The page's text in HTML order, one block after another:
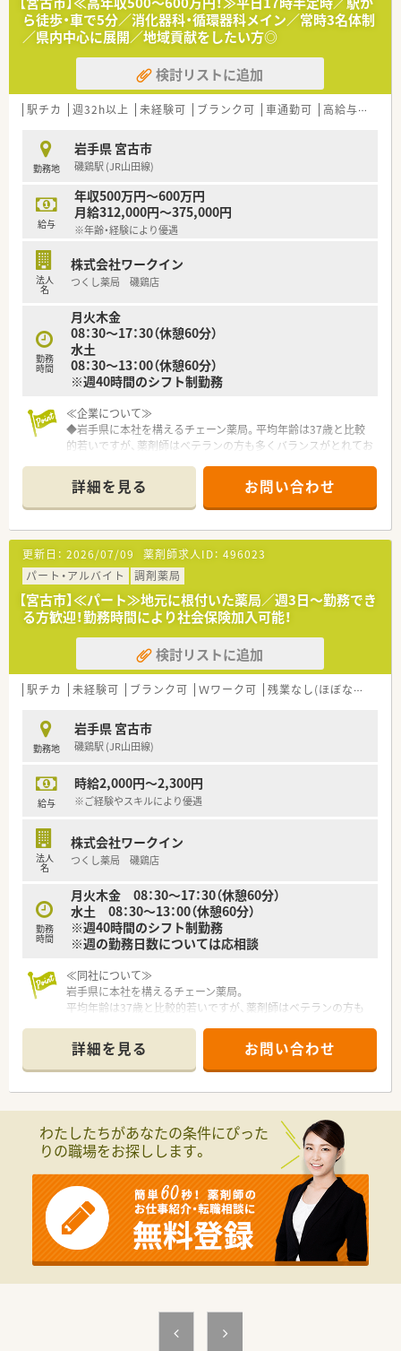
方を歓迎いたします。
■これまでのご経験や年齢は問わず、お人柄や仕事への意欲を重
視した採用です。
【法人特徴について】
■岩手県に本社を構え、地域に根差した薬局を複数展開している
成長中の企業です。
多く在籍しています。
■社員を家族のように大切にする温かい社風で、社長自ら社員一
人ひとりを気遣います。
ら徒歩・車で5分／消化器科・循環器科メイン／常時3名体制
／県内中心に展開／地域貢献をしたい方◎
検討リストに追加
駅チカ 週32h以上 未経験可 ブランク可 車通勤可 高給与(600万円以上)
勤務地
岩手県 宮古市
磯鶏駅 (JR山田線)
給与
年収500万円～600万円
月給312,000円～375,000円
※年齢・経験により優遇
法人
名
株式会社ワークイン
つくし薬局 磯鶏店
勤務
時間
月火木金
08：30～17：30（休憩60分）
水土
08：30～13：00（休憩60分）
※週40時間のシフト制勤務
≪企業について≫
◆岩手県に本社を構えるチェーン薬局。平均年齢は37歳と比較
的若いですが、薬剤師はベテランの方も多くバランスがとれてお
◆新規出店も継続しており、今後の成長性もある優良企業です。
店舗数が増えている今でも、社長が毎年手書きのバースデーカー
ドと一緒にプレゼントがあったり、社員を大事にしている姿勢は
成長を続けている今でも変わりません。
◆ご希望を考慮し、キャリアアップのために店舗異動なども可能
です！管理薬剤師だけでなくエリアマネージャーや採用担当な
ど、社員の「挑戦したい」を応援してくれる社風です。
◆各地域にエリアマネージャーが在籍。お悩み相談や店舗間の
交流もしっかりできているので、安心して働ける環境が整ってい
ます。
◆人事考課制度もしっかりしています。ご自身で決めた目標に
対してのフィードバックを定期面談で実施。管理薬剤師、エリア
マネージャーだけでなく、部長もこまめに現場を回って現場の声
をヒアリングされていますので、頑張った分しっかり評価される
≪薬局紹介≫
◆循環器内科、消化器科をメインに応需しています。クリニック
る機会もあり、経験を少しずつ積むことができます。
◆薬剤師は常時3名体制をとっているため、フォロー体制が整っ
心ください♪
≪こんな方にオススメ！≫
◇これから幅広く経験を積んでいきたい方
詳細を見る お問い合わせ
更新日： 2026/07/09 薬剤師求人ID： 496023
パート・アルバイト
調剤薬局
【宮古市】≪パート≫地元に根付いた薬局／週3日～勤務でき
る方歓迎！勤務時間により社会保険加入可能！
検討リストに追加
駅チカ 未経験可 ブランク可 Ｗワーク可 残業なし(ほぼなし含む)
勤務地
岩手県 宮古市
磯鶏駅 (JR山田線)
給与
時給2,000円～2,300円
※ご経験やスキルにより優遇
法人
名
株式会社ワークイン
つくし薬局 磯鶏店
勤務
時間
月火木金 08：30～17：30（休憩60分）
水土 08：30～13：00（休憩60分）
※週40時間のシフト制勤務
※週の勤務日数については応相談
≪同社について≫
岩手県に本社を構えるチェーン薬局。
平均年齢は37歳と比較的若いですが、薬剤師はベテランの方も
地域で腰を据えて働きたい方、全国転勤を避けたいがクリニック
門前、病院門前など幅広く経験されたい方にもおすすめです。
新規出店も継続しており、今後の成長性もある優良企業です。
店舗数が増えている今でも、社長が毎年手書きのバースデーカー
≪企業ポイント≫
ご自身で決めた目標に対してのフィードバックを定期面談で実
施。
管理薬剤師、エリアマネージャーだけでなく、部長もこまめに現
場を回って現場の声をヒアリングされていますので、頑張った分
だけ評価されたい方にピッタリの職場です。
だからこそ納得感があり、定着率の良さにも繋がっています。
3年先の人事を見越して正社員の配属先を検討しており、社員一
人一人のライフステージに合わせて配属店舗の提案、職場環境の
詳細を見る お問い合わせ
わたしたちがあなたの条件にぴった
りの職場をお探しします。